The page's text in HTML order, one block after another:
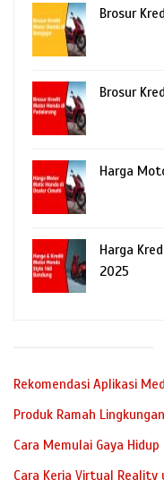
Brosur
Brosur
Harga
Harga
2025
Rekomendasi Aplikasi
Produk Ramah
Cara Memulai Gaya
Cara Kerja Virtual Reality